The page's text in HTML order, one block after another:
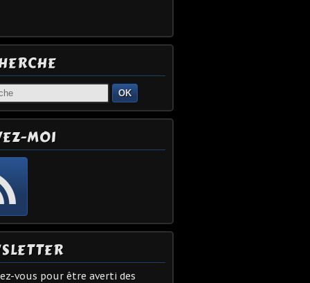
OK
MOI
vous pour être averti des